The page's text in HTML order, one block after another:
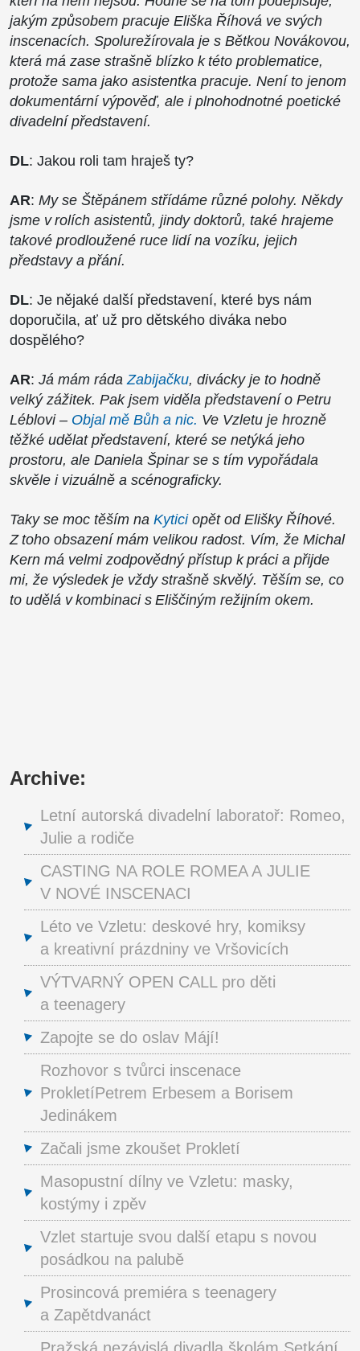
jakým způsobem pracuje Eliška Říhová ve svých
inscenacích. Spolurežírovala je s Bětkou Novákovou,
která má zase strašně blízko k této problematice,
protože sama jako asistentka pracuje. Není to jenom
dokumentární výpověď, ale i plnohodnotné poetické
divadelní představení.
DL: Jakou roli tam hraješ ty?
AR: My se Štěpánem střídáme různé polohy. Někdy
jsme v rolích asistentů, jindy doktorů, také hrajeme
takové prodloužené ruce lidí na vozíku, jejich
představy a přání.
DL: Je nějaké další představení, které bys nám
doporučila, ať už pro dětského diváka nebo
dospělého?
AR: Já mám ráda Zabijačku, divácky je to hodně
velký zážitek. Pak jsem viděla představení o Petru
Léblovi – Objal mě Bůh a nic. Ve Vzletu je hrozně
těžké udělat představení, které se netýká jeho
prostoru, ale Daniela Špinar se s tím vypořádala
skvěle i vizuálně a scénograficky.
Taky se moc těším na Kyticiopět od Elišky Říhové.
Z toho obsazení mám velikou radost. Vím, že Michal
Kern má velmi zodpovědný přístup k práci a přijde
mi, že výsledek je vždy strašně skvělý. Těším se, co
to udělá v kombinaci s Eliščiným režijním okem.
Archive:
Letní autorská divadelní laboratoř: Romeo,
Julie a rodiče
CASTING NA ROLE ROMEA A JULIE
V NOVÉ INSCENACI
Léto ve Vzletu: deskové hry, komiksy
a kreativní prázdniny ve Vršovicích
VÝTVARNÝ OPEN CALL pro děti
a teenagery
Zapojte se do oslav Májí!
Rozhovor s tvůrci inscenace
ProkletíPetrem Erbesem a Borisem
Jedinákem
Začali jsme zkoušet Prokletí
Masopustní dílny ve Vzletu: masky,
kostýmy i zpěv
Vzlet startuje svou další etapu s novou
posádkou na palubě
Prosincová premiéra s teenagery
a Zapětdvanáct